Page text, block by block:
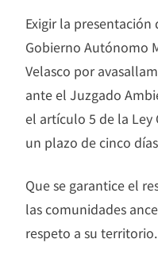
Exigir la
Gobierno Autónomo
Velasco por
ante el Juzgado
el artículo 5 de la Ley
un plazo de cinco
Que se garantice el
las comunidades
respeto a su territorio.